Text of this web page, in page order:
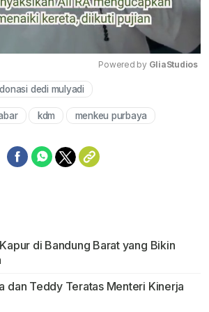
Powered by GliaStudios
donasi dedi mulyadi
kdm menkeu purbaya
di Bandung Barat yang Bikin
dan Teddy Teratas Menteri Kinerja